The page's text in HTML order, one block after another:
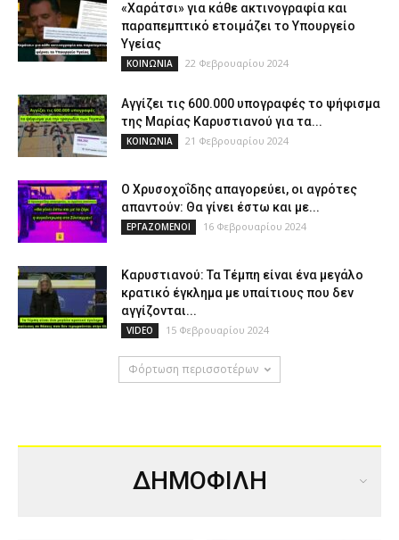
«Χαράτσι» για κάθε ακτινογραφία και
παραπεμπτικό ετοιμάζει το Υπουργείο
Υγείας
ΚΟΙΝΩΝΙΑ 22 Φεβρουαρίου 2024
Αγγίζει τις 600.000 υπογραφές το ψήφισμα
της Μαρίας Καρυστιανού για τα...
ΚΟΙΝΩΝΙΑ 21 Φεβρουαρίου 2024
Ο Χρυσοχοΐδης απαγορεύει, οι αγρότες
απαντούν: Θα γίνει έστω και με...
ΕΡΓΑΖΟΜΕΝΟΙ 16 Φεβρουαρίου 2024
Καρυστιανού: Τα Τέμπη είναι ένα μεγάλο
κρατικό έγκλημα με υπαίτιους που δεν
αγγίζονται...
VIDEO 15 Φεβρουαρίου 2024
Φόρτωση περισσοτέρων
ΔΗΜΟΦΙΛΗ